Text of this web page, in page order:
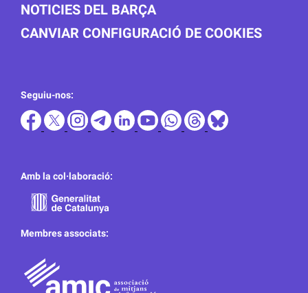
NOTICIES DEL BARÇA
CANVIAR CONFIGURACIÓ DE COOKIES
Seguiu-nos:
Amb la col·laboració:
Membres associats: